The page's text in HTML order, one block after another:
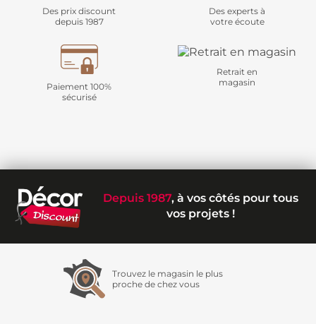
Des prix discount
depuis 1987
Des experts à
votre écoute
Paiement 100%
sécurisé
Retrait en
magasin
Depuis 1987, à vos côtés pour tous
vos projets !
Trouvez le magasin le plus
proche de chez vous